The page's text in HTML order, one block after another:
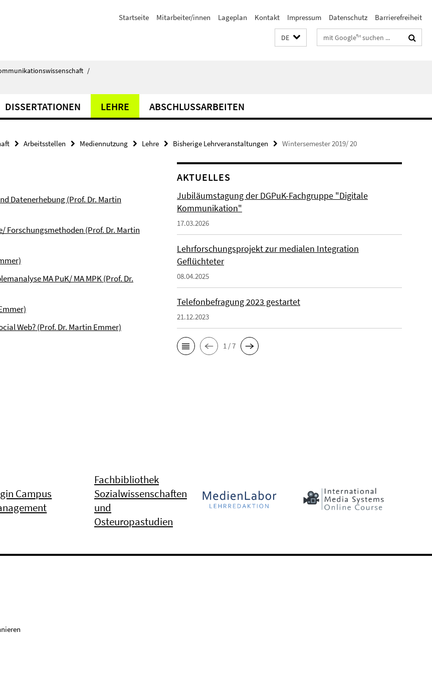
Startseite Mitarbeiter/innen Lageplan Kontakt Impressum Datenschutz Barrierefreiheit
DE Suchbegriffe
/
DISSERTATIONEN LEHRE ABSCHLUSSARBEITEN
Arbeitsstellen Mediennutzung Lehre Bisherige Lehrveranstaltungen Wintersemester 2019/ 20
Datenerhebung (Prof. Dr. Martin
Forschungsmethoden (Prof. Dr. Martin
MA PuK/ MA MPK (Prof. Dr.
Web? (Prof. Dr. Martin Emmer)
AKTUELLES
Jubiläumstagung der DGPuK-Fachgruppe "Digitale
Kommunikation"
17.03.2026
Lehrforschungsprojekt zur medialen Integration
Geflüchteter
08.04.2025
Telefonbefragung 2023 gestartet
21.12.2023
1 / 7
Campus
Fachbibliothek
Sozialwissenschaften
und
Osteuropastudien